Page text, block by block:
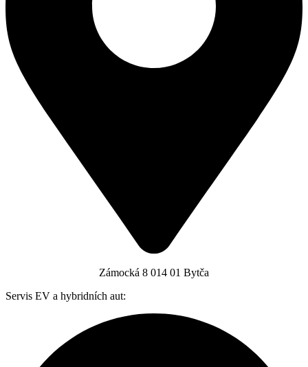
Zámocká 8 014 01 Bytča
Servis EV a hybridních aut: